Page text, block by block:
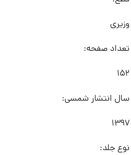
وزیری
تعداد صفحه:
152
سال انتشار شمسی:
1397
نوع جلد: